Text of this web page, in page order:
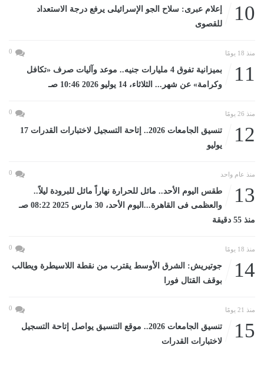
10
إعلام عبرى: سلاح الجو الإسرائيلى يرفع درجة الاستعداد
للقصوى
منذ 18 يومًا 0
11
بميزانية تفوق 4 مليارات جنيه.. موعد وآليات صرف «تكافل
وكرامة» عن شهر... الثلاثاء، 14 يوليو 2026 10:46 صـ
منذ 26 يومًا 0
12
تنسيق الجامعات 2026.. إتاحة التسجيل لاختبارات القدرات 17
يوليو
منذ عام واحد 0
13
طقس اليوم الأحد.. مائل للحرارة نهاراً مائل للبرودة ليلاً..
والعظمى فى القاهرة...اليوم الأحد، 30 مارس 2025 08:22 صـ
منذ 55 دقيقة
منذ 18 يومًا 0
14
جوتيريش: الشرق الأوسط يقترب من نقطة اللاسيطرة ويطالب
بوقف القتال فورا
منذ 21 يومًا 0
15
تنسيق الجامعات 2026.. موقع التنسيق يواصل إتاحة التسجيل
لاختبارات القدرات